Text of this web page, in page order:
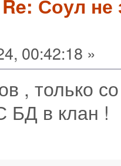
Re: Соул не
00:42:18 »
, только
в клан !